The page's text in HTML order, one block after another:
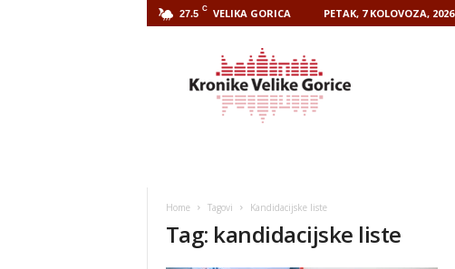
27.5 C VELIKA GORICA PETAK, 7 KOLOVOZA, 2026
Home Tagovi Kandidacijske liste
Tag: kandidacijske liste